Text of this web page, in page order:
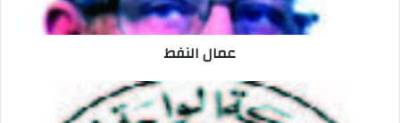
عمال النفط